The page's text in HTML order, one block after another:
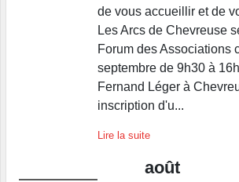
de vous accueillir et de
Les Arcs de Chevreuse
Forum des Associations
septembre de 9h30 à
Fernand Léger à
inscription d'u...
Lire la suite
août